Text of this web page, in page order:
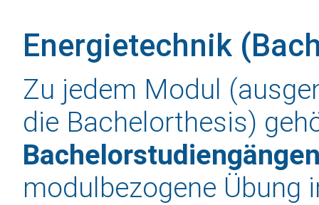
Energietechnik
Zu jedem Modul
die Bachelorthesis)
modulbezogene Übung